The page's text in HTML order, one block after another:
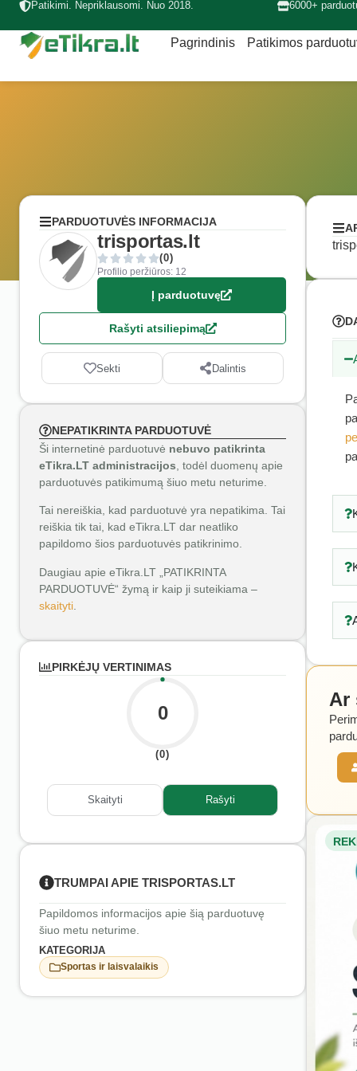
Patikimi. Nepriklausomi. Nuo 2018. 6000+
Pagrindinis Patikimos
PARDUOTUVĖS INFORMACIJA
trisportas.lt
(0)
Profilio peržiūros: 12
Į parduotuvę
Rašyti atsiliepimą
Sekti Dalintis
NEPATIKRINTA PARDUOTUVĖ
Ši internetinė parduotuvė nebuvo patikrinta
eTikra.LT administracijos , todėl duomenų apie
parduotuvės patikimumą šiuo metu neturime.
Tai nereiškia, kad parduotuvė yra nepatikima. Tai
reiškia tik tai, kad eTikra.LT dar neatliko
papildomo šios parduotuvės patikrinimo.
Daugiau apie eTikra.LT „PATIKRINTA
PARDUOTUVĖ“ žymą ir kaip ji suteikiama –
skaityti
PIRKĖJŲ VERTINIMAS
0
(0)
Skaityti Rašyti
TRUMPAI APIE TRISPORTAS.LT
Papildomos informacijos apie šią parduotuvę
šiuo metu neturime.
KATEGORIJA
Sportas ir laisvalaikis
Ar